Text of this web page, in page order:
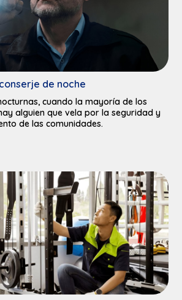
de noche
cuando la mayoría de los
alguien que vela por la seguridad y
de las comunidades.